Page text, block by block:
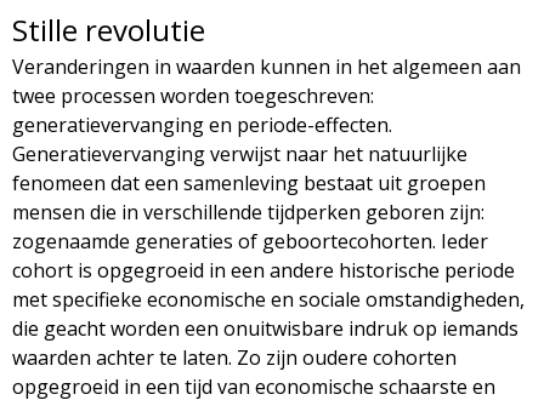
Stille revolutie
Veranderingen in waarden kunnen in het algemeen aan
twee processen worden toegeschreven:
generatievervanging en periode-effecten.
Generatievervanging verwijst naar het natuurlijke
fenomeen dat een samenleving bestaat uit groepen
mensen die in verschillende tijdperken geboren zijn:
zogenaamde generaties of geboortecohorten. Ieder
cohort is opgegroeid in een andere historische periode
met specifieke economische en sociale omstandigheden,
die geacht worden een onuitwisbare indruk op iemands
waarden achter te laten. Zo zijn oudere cohorten
opgegroeid in een tijd van economische schaarste en